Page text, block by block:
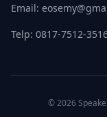
Email:
Telp: 0817-7512-
© 2026